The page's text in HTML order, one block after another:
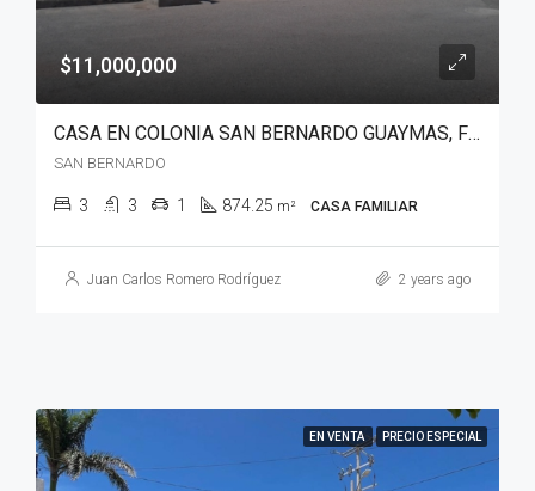
$11,000,000
CASA EN COLONIA SAN BERNARDO GUAYMAS, FRENTE AL MAR
SAN BERNARDO
3 3 1 874.25 m² CASA FAMILIAR
Juan Carlos Romero Rodríguez 2 years ago
EN VENTA PRECIO ESPECIAL